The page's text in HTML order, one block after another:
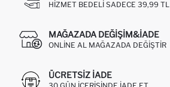
HIZMET BEDELI SADECE 39,99 TL
MAĞAZADA DEĞIŞIM&İADE
ONLINE AL MAĞAZADA DEĞIŞTIR
ÜCRETSIZ IADE